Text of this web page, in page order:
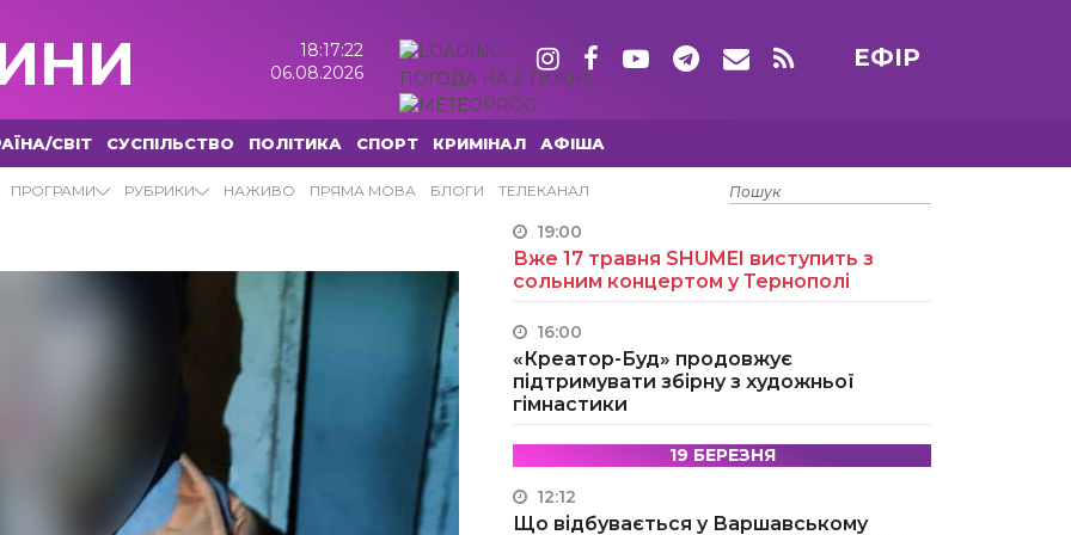
18:17:23
06.08.2026
ПОГОДА НА 2 ТИЖНІ
ЕФІР
СВІТ СУСПІЛЬСТВО ПОЛІТИКА СПОРТ КРИМІНАЛ АФІША
ПРОГРАМИ РУБРИКИ НАЖИВО ПРЯМА МОВА БЛОГИ ТЕЛЕКАНАЛ
15 ТРАВНЯ
19:00
Вже 17 травня SHUMEI виступить з
сольним концертом у Тернополі
16:00
«Креатор-Буд» продовжує
підтримувати збірну з художньої
гімнастики
19 БЕРЕЗНЯ
12:12
Що відбувається у Варшавському